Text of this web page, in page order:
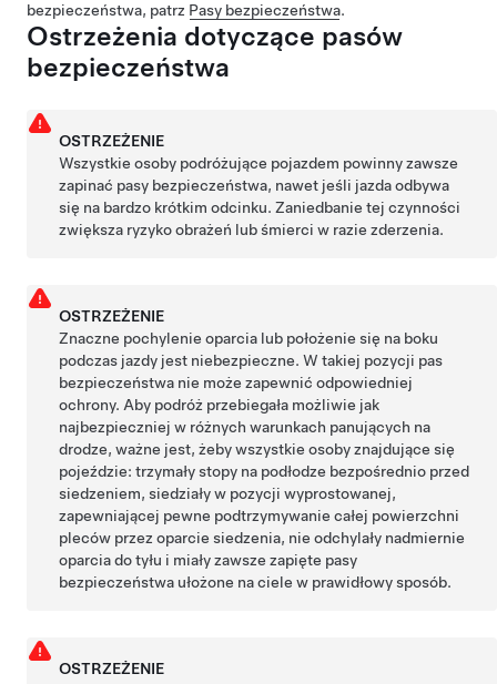
bezpieczeństwa, patrz Pasy bezpieczeństwa.
Ostrzeżenia dotyczące pasów
bezpieczeństwa
OSTRZEŻENIE
Wszystkie osoby podróżujące pojazdem powinny zawsze
zapinać pasy bezpieczeństwa, nawet jeśli jazda odbywa
się na bardzo krótkim odcinku. Zaniedbanie tej czynności
zwiększa ryzyko obrażeń lub śmierci w razie zderzenia.
OSTRZEŻENIE
Znaczne pochylenie oparcia lub położenie się na boku
podczas jazdy jest niebezpieczne. W takiej pozycji pas
bezpieczeństwa nie może zapewnić odpowiedniej
ochrony. Aby podróż przebiegała możliwie jak
najbezpieczniej w różnych warunkach panujących na
drodze, ważne jest, żeby wszystkie osoby znajdujące się
pojeździe: trzymały stopy na podłodze bezpośrednio przed
siedzeniem, siedziały w pozycji wyprostowanej,
zapewniającej pewne podtrzymywanie całej powierzchni
pleców przez oparcie siedzenia, nie odchylały nadmiernie
oparcia do tyłu i miały zawsze zapięte pasy
bezpieczeństwa ułożone na ciele w prawidłowy sposób.
OSTRZEŻENIE